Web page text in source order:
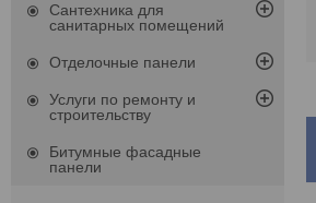
Сантехника для
санитарных помещений
Отделочные панели
Услуги по ремонту и
строительству
Битумные фасадные
панели